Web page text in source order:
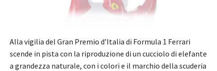
Alla vigilia del Gran Premio d’Italia di Formula 1 Ferrari
scende in pista con la riproduzione di un cucciolo di elefante
a grandezza naturale, con i colori e il marchio della scuderia